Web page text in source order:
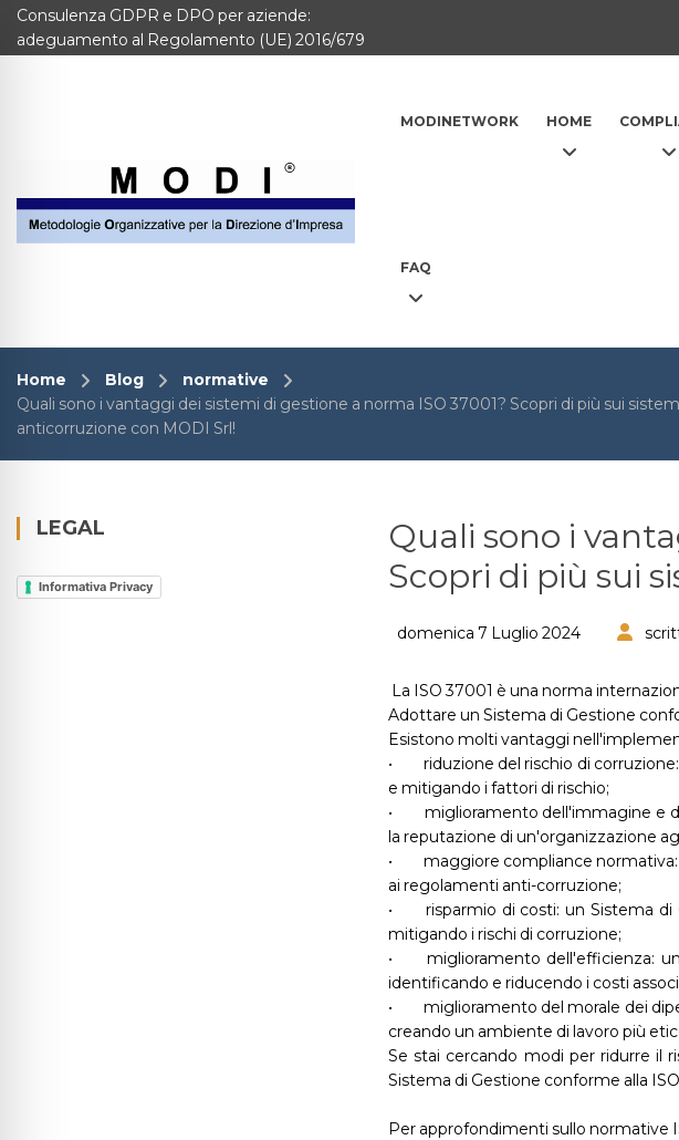
MODINETWORK
Chi Siamo
Corsi
Blog e info
Consulenza GDPR e DPO per aziende:
adeguamento al Regolamento (UE) 2016/679
MODINETWORK HOME
FAQ
Home Blog
normative
Quali sono i vantaggi dei sistemi di gestione a norma ISO 37001? Scopri di più sui
anticorruzione con MODI Srl!
Quali sono i
Scopri di più sui
domenica 7 Luglio 2024
La ISO 37001 è una norma
Adottare un Sistema di Gestione
Esistono molti vantaggi
•
riduzione del rischio di
e mitigando i fattori di rischio;
•
miglioramento dell'immagine e
la reputazione di un'organizzazione
•
maggiore compliance
ai regolamenti anti-corruzione;
•
risparmio di costi: un Sistema
mitigando i rischi di corruzione;
•
miglioramento dell'efficienza:
identificando e riducendo i costi
•
miglioramento del morale dei
creando un ambiente di lavoro più
Se stai cercando modi per ridurre il
Sistema di Gestione conforme alla
Per approfondimenti sullo normative
LEGAL
Informativa Privacy